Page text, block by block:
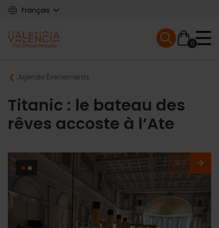
Skip
content
Français
Main
navigation
0
Mobile menu
Breadcrumb
Agenda Évenements
Titanic : le bateau des
rêves accoste à l’Ate